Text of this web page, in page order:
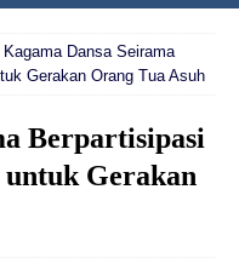
Kagama Dansa Seirama
Gerakan Orang Tua Asuh
Berpartisipasi
untuk Gerakan